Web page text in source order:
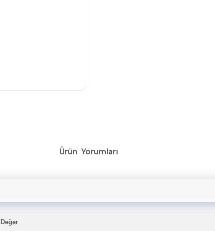
Ürün Yorumları
Değer